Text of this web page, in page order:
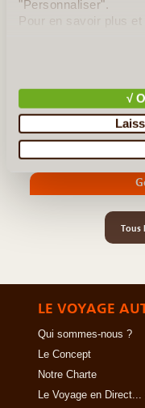
"Personnaliser".
Pour en savoir plus
√
la plus complète, la
semaine. Façonnées
Le
Tous
LE VOYAGE
Qui sommes-nous ?
Le Concept
Notre Charte
Le Voyage en